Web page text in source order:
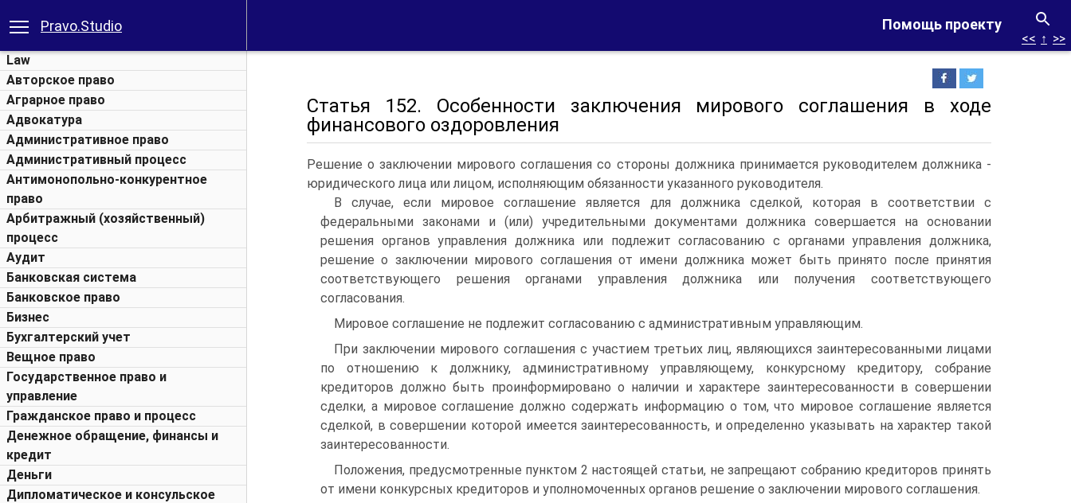
Помощь проекту
Pravo.Studio
Law
Авторское право
Аграрное право
Адвокатура
Административное право
Административный процесс
Антимонопольно-конкурентное
право
Арбитражный (хозяйственный)
процесс
Аудит
Банковская система
Банковское право
Бизнес
Бухгалтерский учет
Вещное право
Государственное право и
управление
Гражданское право и процесс
Денежное обращение, финансы и
кредит
Деньги
Дипломатическое и консульское
<< ↑ >>
Статья 152. Особенности заключения мирового соглашения в ходе
финансового оздоровления
Решение о заключении мирового соглашения со стороны должника принимается руководителем должника -
юридического лица или лицом, исполняющим обязанности указанного руководителя.
В случае, если мировое соглашение является для должника сделкой, которая в соответствии с
федеральными законами и (или) учредительными документами должника совершается на основании
решения органов управления должника или подлежит согласованию с органами управления должника,
решение о заключении мирового соглашения от имени должника может быть принято после принятия
соответствующего решения органами управления должника или получения соответствующего
согласования.
Мировое соглашение не подлежит согласованию с административным управляющим.
При заключении мирового соглашения с участием третьих лиц, являющихся заинтересованными лицами
по отношению к должнику, административному управляющему, конкурсному кредитору, собрание
кредиторов должно быть проинформировано о наличии и характере заинтересованности в совершении
сделки, а мировое соглашение должно содержать информацию о том, что мировое соглашение является
сделкой, в совершении которой имеется заинтересованность, и определенно указывать на характер такой
заинтересованности.
Положения, предусмотренные пунктом 2 настоящей статьи, не запрещают собранию кредиторов принять
от имени конкурсных кредиторов и уполномоченных органов решение о заключении мирового соглашения.